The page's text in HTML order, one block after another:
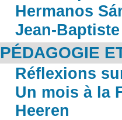
Hermanos
Jean-
PÉDAGOGIE
Réflexions
Un mois à la
Heeren